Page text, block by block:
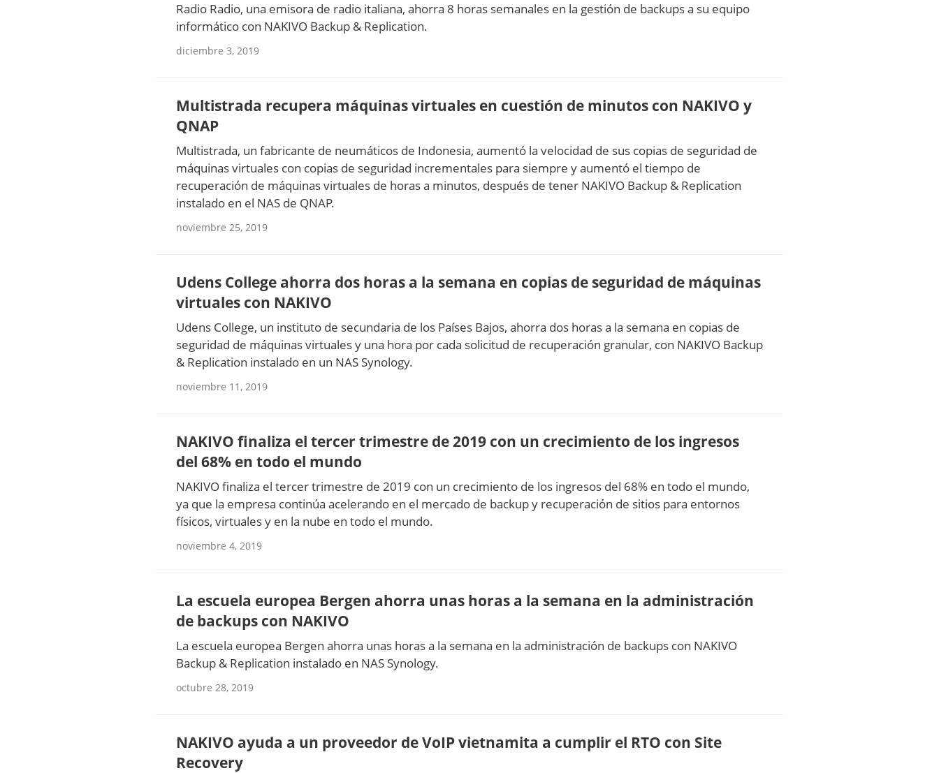
Radio Radio, una emisora de radio italiana, ahorra 8 horas semanales en la gestión de backups a su equipo
informático con NAKIVO Backup & Replication.
diciembre 3, 2019
Multistrada recupera máquinas virtuales en cuestión de minutos con NAKIVO y
QNAP
Multistrada, un fabricante de neumáticos de Indonesia, aumentó la velocidad de sus copias de seguridad de
máquinas virtuales con copias de seguridad incrementales para siempre y aumentó el tiempo de
recuperación de máquinas virtuales de horas a minutos, después de tener NAKIVO Backup & Replication
instalado en el NAS de QNAP.
noviembre 25, 2019
Udens College ahorra dos horas a la semana en copias de seguridad de máquinas
virtuales con NAKIVO
Udens College, un instituto de secundaria de los Países Bajos, ahorra dos horas a la semana en copias de
seguridad de máquinas virtuales y una hora por cada solicitud de recuperación granular, con NAKIVO Backup
& Replication instalado en un NAS Synology.
noviembre 11, 2019
NAKIVO finaliza el tercer trimestre de 2019 con un crecimiento de los ingresos
del 68% en todo el mundo
NAKIVO finaliza el tercer trimestre de 2019 con un crecimiento de los ingresos del 68% en todo el mundo,
ya que la empresa continúa acelerando en el mercado de backup y recuperación de sitios para entornos
físicos, virtuales y en la nube en todo el mundo.
noviembre 4, 2019
La escuela europea Bergen ahorra unas horas a la semana en la administración
de backups con NAKIVO
La escuela europea Bergen ahorra unas horas a la semana en la administración de backups con NAKIVO
Backup & Replication instalado en NAS Synology.
octubre 28, 2019
NAKIVO ayuda a un proveedor de VoIP vietnamita a cumplir el RTO con Site
Recovery